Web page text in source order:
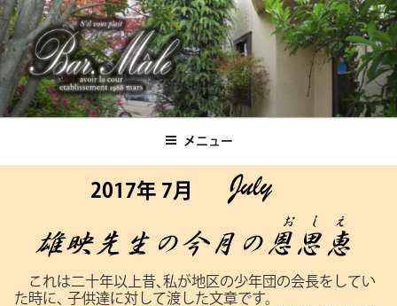
コ
ン
テ
ン
ツ
へBar.Male メニュー
2017年 7月
これは二十年以上昔､私が地区の少年団の会長をしてい
た時に､
子供達に対して渡した文章です。